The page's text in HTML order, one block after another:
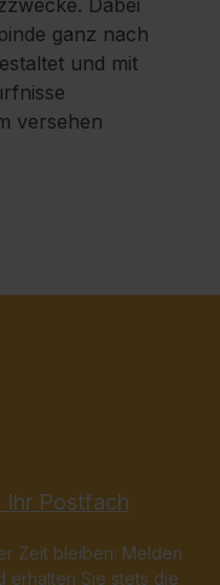
Dabei
ganz nach
und mit
versehen
Ihr Postfach
Zeit bleiben: Melden
erhalten Sie stets die